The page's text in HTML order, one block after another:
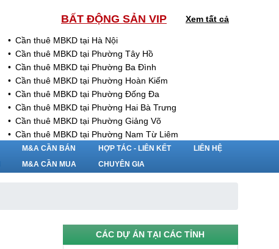
BẤT ĐỘNG SẢN VIP Xem tất cả
Cần thuê MBKD tại Hà Nội
Cần thuê MBKD tại Phường Tây Hồ
Cần thuê MBKD tại Phường Ba Đình
Cần thuê MBKD tại Phường Hoàn Kiếm
Cần thuê MBKD tại Phường Đống Đa
Cần thuê MBKD tại Phường Hai Bà Trưng
Cần thuê MBKD tại Phường Giảng Võ
Cần thuê MBKD tại Phường Nam Từ Liêm
Cần thuê MBKD tại Phường Cầu Giấy
Cần thuê MBKD tại Phường Thanh Xuân
Cần thuê MBKD tại Phường Long Biên
Cần thuê MBKD tại Phường Yên Hòa
Cần thuê MBKD tại Phường Nghĩa Độ
M&A CẦN BÁN
M&A CẦN MUA
HỢP TÁC - LIÊN KẾT
CHUYÊN GIA
LIÊN HỆ
CÁC DỰ ÁN TẠI CÁC TỈNH